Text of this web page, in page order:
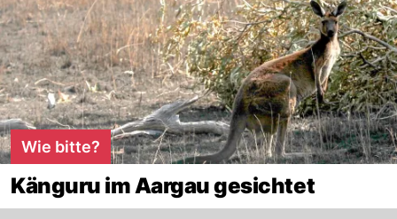
Wie bitte?
Känguru im Aargau gesichtet